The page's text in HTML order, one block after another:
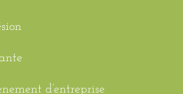
d’entreprise